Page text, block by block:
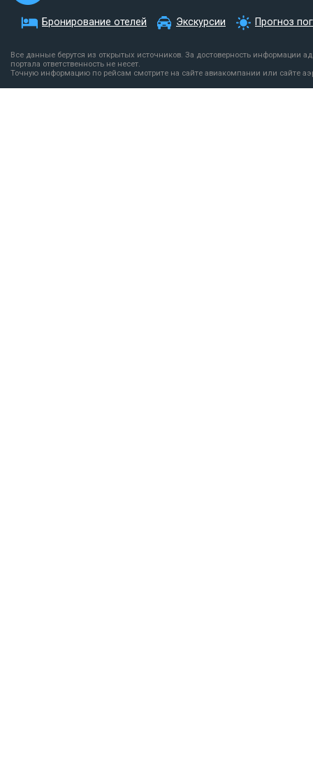
Бронирование отелей Экскурсии Прогноз
Все данные берутся из открытых источников. За достоверность информации
портала ответственность не несет.
Точную информацию по рейсам смотрите на сайте авиакомпании или сайте